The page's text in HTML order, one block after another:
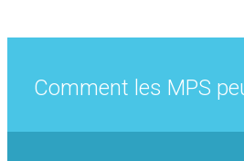
Comment les MPS